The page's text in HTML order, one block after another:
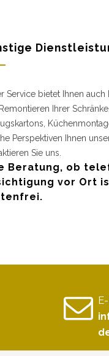
Service bietet Ihnen
Ihrer
Perspektiven Ihnen
Sie uns.
Beratung, ob
vor Ort